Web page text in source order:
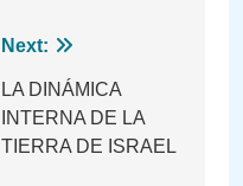
Next:
LA DINÁMICA
INTERNA DE LA
TIERRA DE ISRAEL